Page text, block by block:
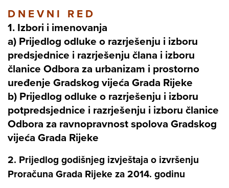
D N E V N I R E D
1. Izbori i imenovanja
a) Prijedlog odluke o razrješenju i izboru
predsjednice i razrješenju člana i izboru
članice Odbora za urbanizam i prostorno
uređenje Gradskog vijeća Grada Rijeke
b) Prijedlog odluke o razrješenju i izboru
potpredsjednice i razrješenju i izboru članice
Odbora za ravnopravnost spolova Gradskog
vijeća Grada Rijeke
2. Prijedlog godišnjeg izvještaja o izvršenju
Proračuna Grada Rijeke za 2014. godinu